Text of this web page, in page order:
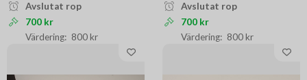
Avslutat rop
700 kr
800 kr
Avslutat rop
700 kr
800 kr